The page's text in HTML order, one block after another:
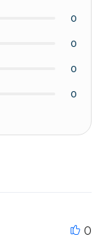
0
0
0
0
0